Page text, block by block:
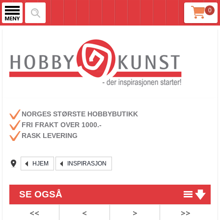
0
NORGES STØRSTE HOBBYBUTIKK
FRI FRAKT OVER 1000.-
RASK LEVERING
HJEM INSPIRASJON
SE OGSÅ
Nye bryllupsark fra Reprint
<< < > >>